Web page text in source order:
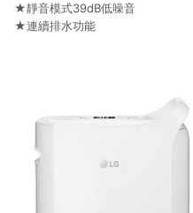
★靜音模式39dB低噪音
★連續排水功能